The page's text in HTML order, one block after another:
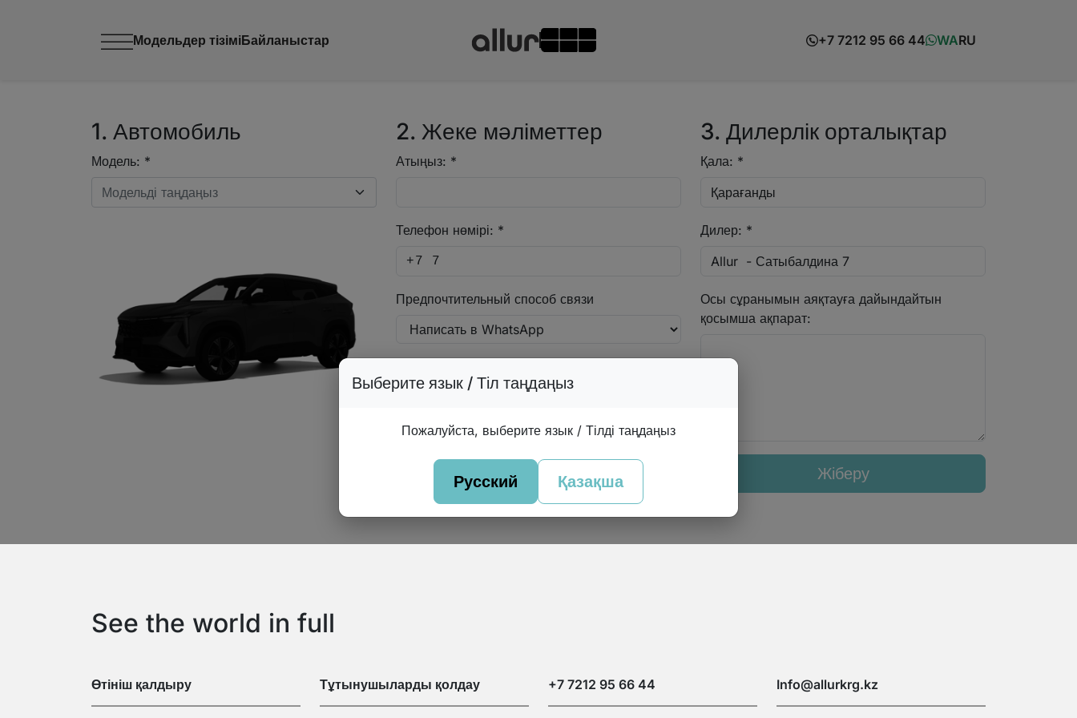
Модельдер тізіміБайланыстар +7 7212 95 66 44 WARU
1. Автомобиль
Модель: *
Модельді таңдаңыз
2. Жеке мәліметтер
Атыңыз: *
Телефон нөмірі: *
Предпочтительный способ связи
3. Дилерлік орталықтар
Қала: *
Дилер: *
Осы сұранымын аяқтауға дайындайтын
қосымша ақпарат:
Жіберу
See the world in full
Өтініш қалдыру Тұтынушыларды қолдау +7 7212 95 66 44 Info@allurkrg.kz
Выберите язык / Тіл таңдаңыз
Пожалуйста, выберите язык / Тілді таңдаңыз
Русский Қазақша